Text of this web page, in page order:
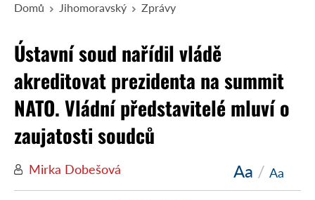
Domů Jihomoravský Zprávy
Ústavní soud nařídil vládě
akreditovat prezidenta na summit
NATO. Vládní představitelé mluví o
zaujatosti soudců
Mirka Dobešová Aa / Aa